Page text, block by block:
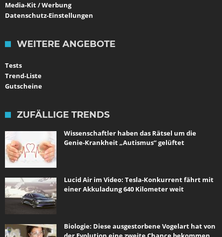
Media-Kit / Werbung
Datenschutz-Einstellungen
WEITERE ANGEBOTE
Tests
Trend-Liste
Gutscheine
ZUFÄLLIGE TRENDS
Wissenschaftler haben das Rätsel um die
Genie-Krankheit „Autismus“ gelüftet
Lucid Air im Video: Tesla-Konkurrent fährt mit
einer Akkuladung 640 Kilometer weit
Biologie: Diese ausgestorbene Vogelart hat von